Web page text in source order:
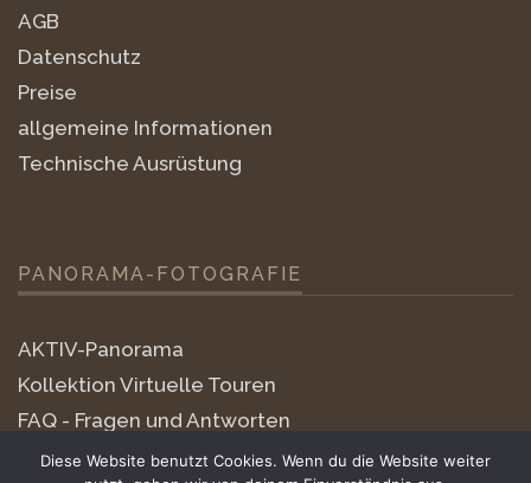
AGB
Datenschutz
Preise
allgemeine Informationen
Technische Ausrüstung
PANORAMA-FOTOGRAFIE
AKTIV-Panorama
Kollektion Virtuelle Touren
FAQ - Fragen und Antworten
little-planets
Diese Website benutzt Cookies. Wenn du die Website weiter